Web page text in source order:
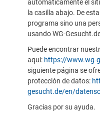
automáticamente el
la casilla abajo. De
programa sino una
usando WG-
Puede encontrar
aquí: https://www.wg-
siguiente página se
protección de datos:
gesucht.de/en/
Gracias por su ayuda.